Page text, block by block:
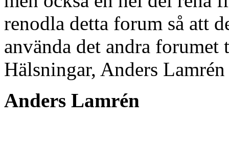
renodla detta forum så att
använda det andra
Hälsningar, Anders Lamrén
Anders Lamrén